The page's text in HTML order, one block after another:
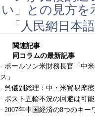
い」との見方を
「人民網日本
関連記事
同コラムの最新記事
· ポールソン米財務長官「中
ス」
· 呉儀副総理：中・米貿易摩
· ポスト五輪不況の回避は可
· 2007年中国経済の8つのキー